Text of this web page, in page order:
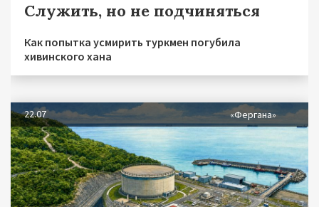
Служить, но не подчиняться
Как попытка усмирить туркмен погубила
хивинского хана
22.07 «Фергана»